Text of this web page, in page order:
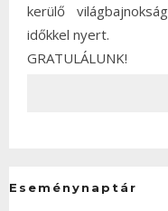
kerülő
időkkel nyert.
GRATULÁLUNK!
Eseménynaptár